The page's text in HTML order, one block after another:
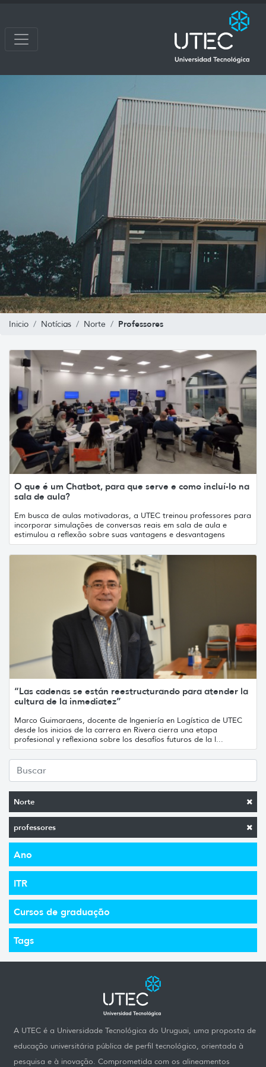
Inicio Notícias Norte Professores
Norte
professores
Ano
ITR
Cursos de graduação
Tags
O que é um Chatbot, para que serve e como incluí-lo na
sala de aula?
Em busca de aulas motivadoras, a UTEC treinou professores para
incorporar simulações de conversas reais em sala de aula e
estimulou a reflexão sobre suas vantagens e desvantagens
“Las cadenas se están reestructurando para atender la
cultura de la inmediatez”
Marco Guimaraens, docente de Ingeniería en Logística de UTEC
desde los inicios de la carrera en Rivera cierra una etapa
profesional y reflexiona sobre los desafíos futuros de la l...
A UTEC é a Universidade Tecnológica do Uruguai, uma proposta de
educação universitária pública de perfil tecnológico, orientada à
pesquisa e à inovação. Comprometida com os alineamentos